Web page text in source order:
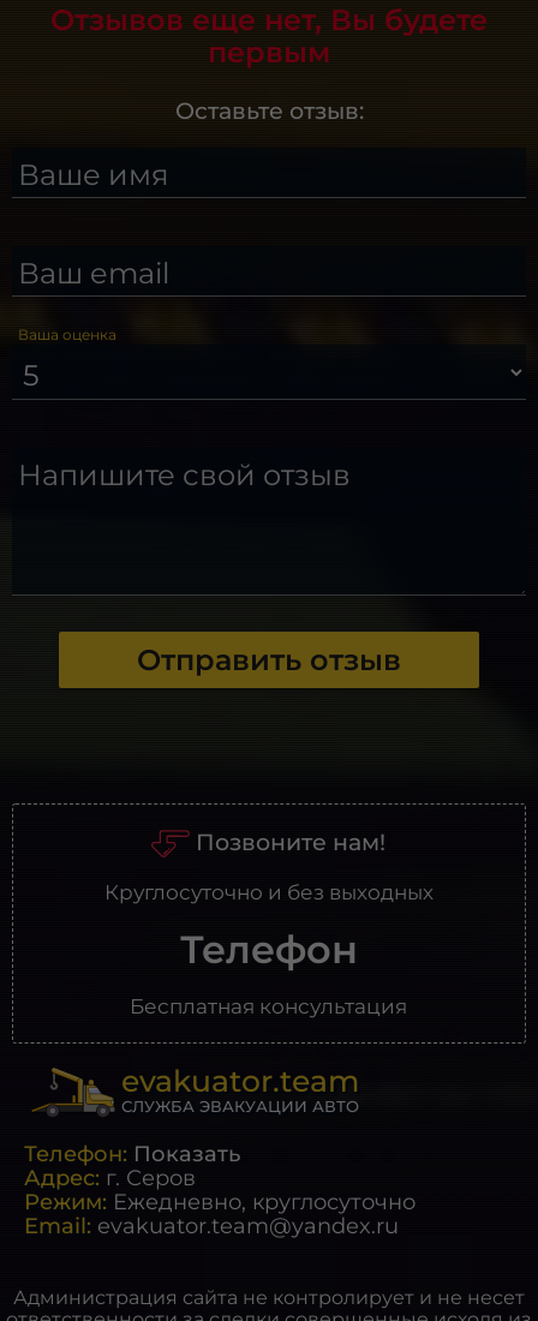
Отзывов еще нет, Вы будете
первым
Оставьте отзыв:
Ваше имя
Ваш email
Ваша оценка
Напишите свой отзыв
Отправить отзыв
Позвоните нам!
Круглосуточно и без выходных
Телефон
Бесплатная консультация
evakuator.team
СЛУЖБА ЭВАКУАЦИИ АВТО
Телефон: Показать
Адрес: г. Серов
Режим: Ежедневно, круглосуточно
Email: evakuator.team@yandex.ru
Администрация сайта не контролирует и не несет